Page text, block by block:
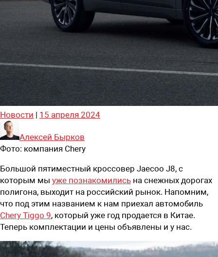
Новости | 15 апреля 2024
Алексей Бырков
Фото: компания Chery
Большой пятиместный кроссовер Jaecoo J8, с
которым мы уже познакомились на снежных дорогах
полигона, выходит на российский рынок. Напомним,
что под этим названием к нам приехал автомобиль
Chery Tiggo 9, который уже год продается в Китае.
Теперь комплектации и цены объявлены и у нас.